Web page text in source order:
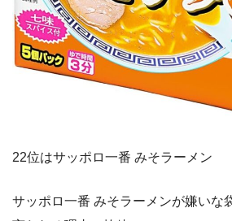
22位はサッポロ一番 みそラーメン
サッポロ一番 みそラーメンが嫌いな